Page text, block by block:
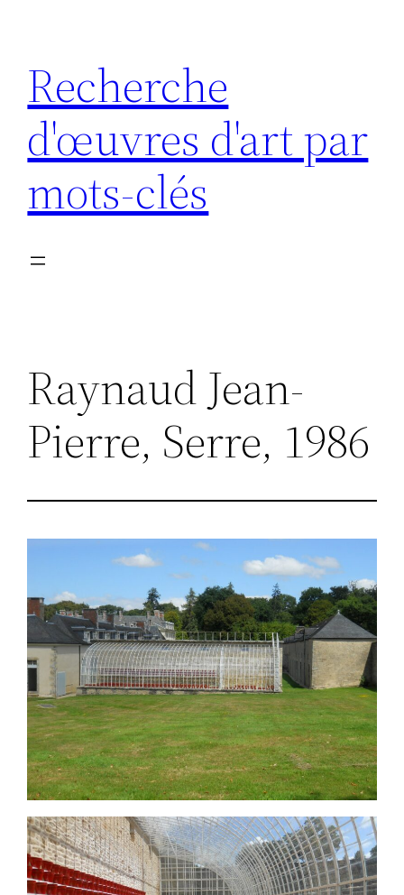
contenu
Recherche
d'œuvres d'art par
mots-clés
Raynaud Jean-
Pierre, Serre, 1986